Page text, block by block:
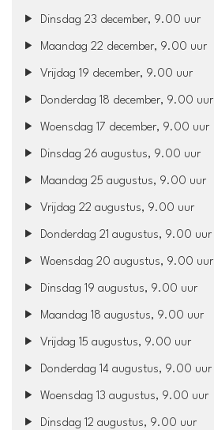
Dinsdag 23 december, 9.00 uur
Maandag 22 december, 9.00 uur
Vrijdag 19 december, 9.00 uur
Donderdag 18 december, 9.00 uur
Woensdag 17 december, 9.00 uur
Dinsdag 26 augustus, 9.00 uur
Maandag 25 augustus, 9.00 uur
Vrijdag 22 augustus, 9.00 uur
Donderdag 21 augustus, 9.00 uur
Woensdag 20 augustus, 9.00 uur
Dinsdag 19 augustus, 9.00 uur
Maandag 18 augustus, 9.00 uur
Vrijdag 15 augustus, 9.00 uur
Donderdag 14 augustus, 9.00 uur
Woensdag 13 augustus, 9.00 uur
Dinsdag 12 augustus, 9.00 uur